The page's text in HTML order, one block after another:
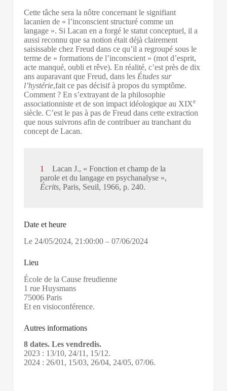
Cette tâche sera la nôtre concernant le signifiant
lacanien de « l’inconscient structuré comme un
langage ». Si Lacan en a forgé le statut conceptuel, il a
aussi reconnu que sa notion était déjà clairement
saisissable chez Freud dans ce qu’il a regroupé sous le
terme de « formations de l’inconscient » (mot d’esprit,
acte manqué, oubli et rêve). En réalité, c’est près de dix
ans auparavant que Freud, dans les Études sur
l’hystérie,fait ce pas décisif à propos du symptôme.
Comment ? En s’extrayant de la philosophie
associationniste et de son impact idéologique au XIXe
siècle. C’est le pas à pas de Freud dans cette extraction
que nous suivrons afin de contribuer au tranchant du
concept de Lacan.
1
Lacan J., « Fonction et champ de la
parole et du langage en psychanalyse »,
Écrits, Paris, Seuil, 1966, p. 240.
Date et heure
Le 24/05/2024, 21:00:00– 07/06/2024
Lieu
École de la Cause freudienne
1 rue Huysmans
75006 Paris
Et en visioconférence.
Autres informations
8 dates. Les vendredis.
2023 : 13/10, 24/11, 15/12.
2024 : 26/01, 15/03, 26/04, 24/05, 07/06.